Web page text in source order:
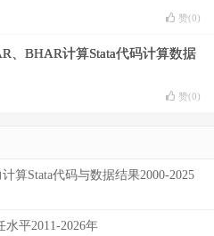
赞(0)
、BHAR计算Stata代码计算数据
赞(0)
算Stata代码与数据结果2000-2025
平2011-2026年